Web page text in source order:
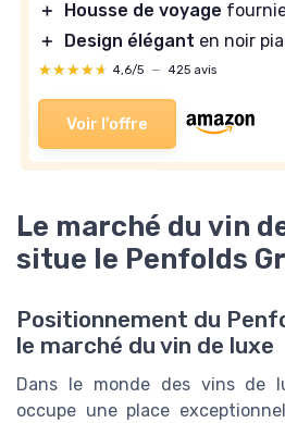
＋
Housse de voyage
＋
Design élégant en noir
★★★★★
★★★★★ 4,6/5 — 425 avis
Voir l'offre
Le marché du vin
situe le Penfolds
Positionnement du
le marché du vin de luxe
Dans le monde des vins de
occupe une place